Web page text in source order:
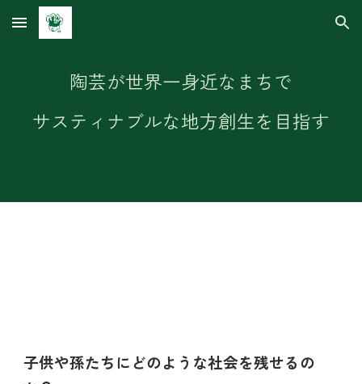
Skip to main content Skip to navigation
陶芸が世界一身近なまちで
サスティナブルな地方創生を目指す
子供や孫たちにどのような社会を残せるの